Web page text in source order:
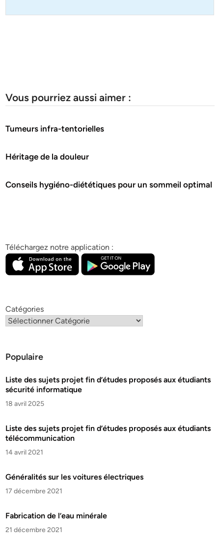
Vous pourriez aussi aimer :
Tumeurs infra-tentorielles
Héritage de la douleur
Conseils hygiéno-diététiques pour un sommeil optimal
Téléchargez notre application :
Catégories
Populaire
Liste des sujets projet fin d’études proposés aux étudiants
sécurité informatique
18 avril 2025
Liste des sujets projet fin d’études proposés aux étudiants
télécommunication
14 avril 2021
Généralités sur les voitures électriques
17 décembre 2021
Fabrication de l’eau minérale
21 décembre 2021